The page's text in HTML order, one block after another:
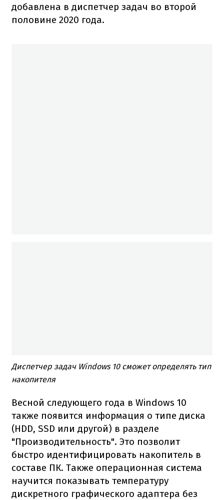
добавлена в диспетчер задач во второй
половине 2020 года.
Диспетчер задач Windows 10 сможет определять тип
накопителя
Весной следующего года в Windows 10
также появится информация о типе диска
(HDD, SSD или другой) в разделе
"Производительность". Это позволит
быстро идентифицировать накопитель в
составе ПК. Также операционная система
научится показывать температуру
дискретного графического адаптера без